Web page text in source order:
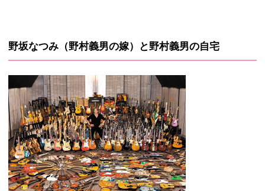
野坂なつみ（野村義男の嫁）と野村義男の自宅